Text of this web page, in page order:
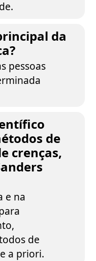
da
pessoas
de
crenças,
e na
de
a priori.